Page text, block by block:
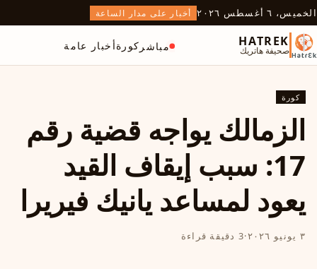
الخميس، ٦ أغسطس ٢٠٢٦ أخبار على مدار الساعة
HATREK
صحيفة هاتريك مباشر كورةأخبار عامة
كورة
الزمالك يواجه قضية رقم
17: سبب إيقاف القيد
يعود لمساعد يانيك فيريرا
٣ يونيو ٢٠٢٦ ·3 دقيقة قراءة